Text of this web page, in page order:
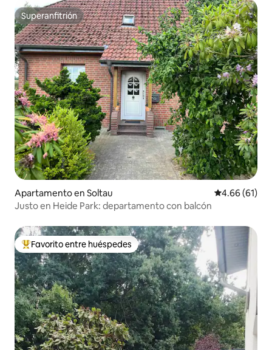
Superanfitrión
Superanfitrión
Apartamento en Soltau Calificación
4.66 (61)
Justo en Heide Park: departamento con balcón
Favorito entre huéspedes preferido
Favorito entre huéspedes